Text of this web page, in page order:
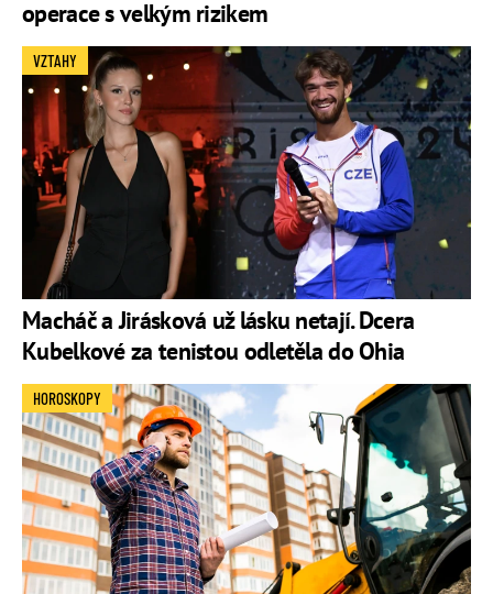
operace s velkým rizikem
Macháč a Jirásková už lásku netají. Dcera
Kubelkové za tenistou odletěla do Ohia
VZTAHY
HOROSKOPY